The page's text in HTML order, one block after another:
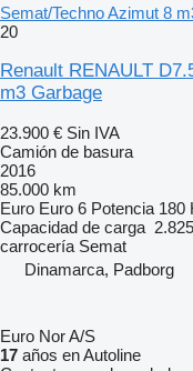
Semat/Techno Azimut 8
20
Renault RENAULT
m3 Garbage
23.900 € Sin IVA
Camión de basura
2016
85.000 km
Euro Euro 6 Potencia 180
Capacidad de carga
carrocería Semat
Dinamarca, Padborg
Euro Nor A/S
17 años en Autoline